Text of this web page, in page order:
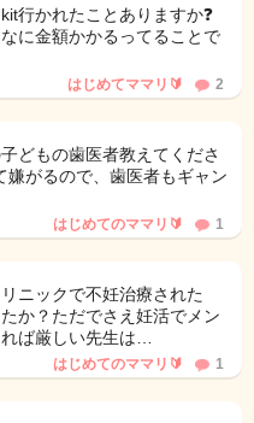
行かれたことありますか❓
に金額かかるってることで
はじめてママリ🔰 2
どもの歯医者教えてくださ
嫌がるので、歯医者もギャン
はじめてのママリ🔰 1
ニックで不妊治療された
か？ただでさえ妊活でメン
ば厳しい先生は…
はじめてのママリ🔰 1